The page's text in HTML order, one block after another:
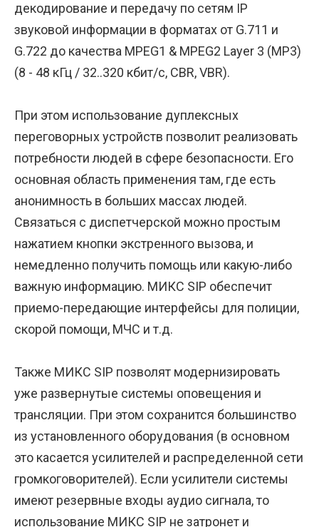
декодирование и передачу по сетям IP
звуковой информации в форматах от G.711 и
G.722 до качества MPEG1 & MPEG2 Layer 3 (MP3)
(8 - 48 кГц / 32..320 кбит/с, CBR, VBR).
При этом использование дуплексных
переговорных устройств позволит реализовать
потребности людей в сфере безопасности. Его
основная область применения там, где есть
анонимность в больших массах людей.
Связаться с диспетчерской можно простым
нажатием кнопки экстренного вызова, и
немедленно получить помощь или какую-либо
важную информацию. МИКС SIP обеспечит
приемо-передающие интерфейсы для полиции,
скорой помощи, МЧС и т.д.
Также МИКС SIP позволят модернизировать
уже развернутые системы оповещения и
трансляции. При этом сохранится большинство
из установленного оборудования (в основном
это касается усилителей и распределенной сети
громкоговорителей). Если усилители системы
имеют резервные входы аудио сигнала, то
использование МИКС SIP не затронет и